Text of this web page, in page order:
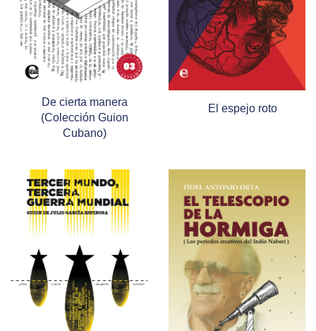
De cierta manera
(Colección Guion
Cubano)
El espejo roto